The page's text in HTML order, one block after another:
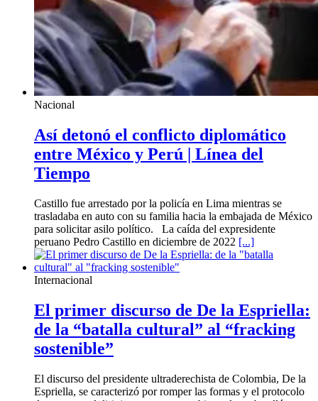
Nacional
Así detonó el conflicto diplomático
entre México y Perú | Línea del
Tiempo
Castillo fue arrestado por la policía en Lima mientras se
trasladaba en auto con su familia hacia la embajada de México
para solicitar asilo político. La caída del expresidente
peruano Pedro Castillo en diciembre de 2022 [...]
Internacional
El primer discurso de De la Espriella:
de la “batalla cultural” al “fracking
sostenible”
El discurso del presidente ultraderechista de Colombia, De la
Espriella, se caracterizó por romper las formas y el protocolo